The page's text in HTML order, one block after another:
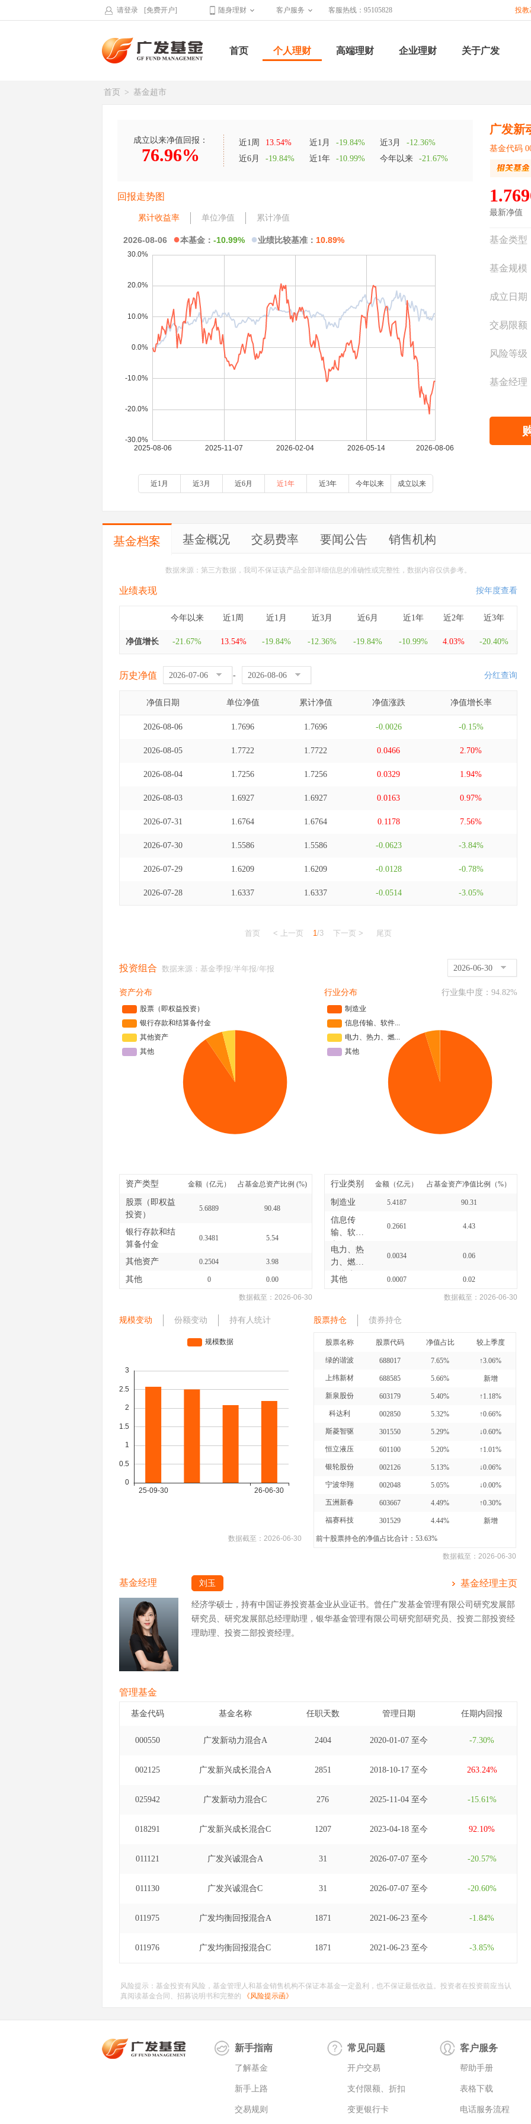
请登录 [免费开户] 随身理财 客户服务 客服热线：95105828 投教
首页 个人理财 高端理财 企业理财 关于广发
首页 > 基金超市
成立以来净值回报：
76.96%
近1周 13.54% 近1月 -19.84% 近3月
-12.36%
近6月
-19.84% 近1年 -10.99% 今年以来 -21.67%
回报走势图
累计收益率 单位净值 累计净值
2026-08-06 ●本基金： -10.99% ●业绩比较基准： 10.89%
近1月 近3月 近6月 近1年 近3年 今年以来 成立以来
广发新
基金代码
最新净值
基金类型
基金规模
成立日期
交易限额
风险等级
基金经理
基金档案 基金概况 交易费率 要闻公告 销售机构
数据来源：第三方数据，我司不保证该产品全部详细信息的准确性或完整性，数据内容仅供参考。
业绩表现 按年度查看
今年以来 近1周 近1月 近3月 近6月 近1年 近2年 近3年
净值增长 -21.67% 13.54% -19.84% -12.36% -19.84% -10.99% 4.03% -20.40%
历史净值 - 分红查询
净值日期 单位净值 累计净值 净值涨跌 净值增长率
2026-08-06 1.7696 1.7696 -0.0026 -0.15%
2026-08-05 1.7722 1.7722 0.0466 2.70%
2026-08-04 1.7256 1.7256 0.0329 1.94%
2026-08-03 1.6927 1.6927 0.0163 0.97%
2026-07-31 1.6764 1.6764 0.1178 7.56%
2026-07-30 1.5586 1.5586 -0.0623 -3.84%
2026-07-29 1.6209 1.6209 -0.0128 -0.78%
2026-07-28 1.6337 1.6337 -0.0514 -3.05%
首页 < 上一页 1/3 下一页 > 尾页
投资组合 数据来源：基金季报/半年报/年报 2026-06-30
资产分布
资产类型 金额（亿元） 占基金总资产比例 (%)
股票（即权益
投资）
5.6889 90.48
银行存款和结
算备付金
0.3481 5.54
其他资产 0.2504 3.98
其他 0 0.00
数据截至： 2026-06-30
行业分布 行业集中度： 94.82%
行业类别 金额（亿元） 占基金资产净值比例（%）
制造业 5.4187 90.31
信息传
输、软件
和信息
技...
0.2661 4.43
电力、热
力、燃气
及水生...
0.0034 0.06
其他 0.0007 0.02
数据截至： 2026-06-30
规模变动 份额变动 持有人统计
数据截至： 2026-06-30
股票持仓 债券持仓
股票名称 股票代码 净值占比 较上季度
绿的谐波 688017 7.65% ↑3.06%
上纬新材 688585 5.66% 新增
新泉股份 603179 5.40% ↑1.18%
科达利 002850 5.32% ↑0.66%
斯菱智驱 301550 5.29% ↓0.60%
恒立液压 601100 5.20% ↑1.01%
银轮股份 002126 5.13% ↓0.06%
宁波华翔 002048 5.05% ↓0.00%
五洲新春 603667 4.49% ↑0.30%
福赛科技 301529 4.44% 新增
前十股票持仓的净值占比合计：53.63%
数据截至： 2026-06-30
基金经理 刘玉 基金经理主页
经济学硕士，持有中国证券投资基金业从业证书。曾任广发基金管理有限公司研究发展部
研究员、研究发展部总经理助理，银华基金管理有限公司研究部研究员、投资二部投资经
理助理、投资二部投资经理。
管理基金
基金代码 基金名称 任职天数 管理日期 任期内回报
000550 广发新动力混合A 2404 2020-01-07 至今 -7.30%
002125 广发新兴成长混合A 2851 2018-10-17 至今 263.24%
025942 广发新动力混合C 276 2025-11-04 至今 -15.61%
018291 广发新兴成长混合C 1207 2023-04-18 至今 92.10%
011121 广发兴诚混合A 31 2026-07-07 至今 -20.57%
011130 广发兴诚混合C 31 2026-07-07 至今 -20.60%
011975 广发均衡回报混合A 1871 2021-06-23 至今 -1.84%
011976 广发均衡回报混合C 1871 2021-06-23 至今 -3.85%
风险提示：基金投资有风险，基金管理人和基金销售机构不保证本基金一定盈利，也不保证最低收益。投资者在投资前应当认
真阅读基金合同、招募说明书和完整的
《风险提示函》
新手指南
了解基金
新手上路
交易规则
常见问题
开户交易
支付限额、折扣
变更银行卡
客户服务
帮助手册
表格下载
电话服务流程